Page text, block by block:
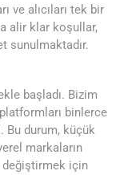
ve alıcıları tek bir
alir klar koşullar,
sunulmaktadır.
başladı. Bizim
binlerce
Bu durum, küçük
markaların
değiştirmek için